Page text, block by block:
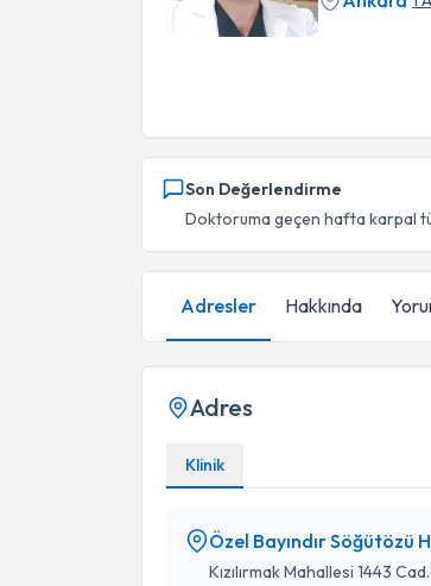
Son Değerlendirme
Doktoruma geçen hafta karpal
Adresler Hakkında
Adres
Klinik
Özel Bayındır Söğütözü
Kızılırmak Mahallesi 1443